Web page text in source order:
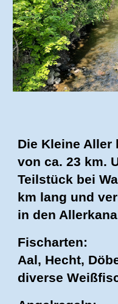
Die Kleine Aller
von ca. 23 km.
Teilstück bei
km lang und
in den
Fischarten:
Aal, Hecht,
diverse